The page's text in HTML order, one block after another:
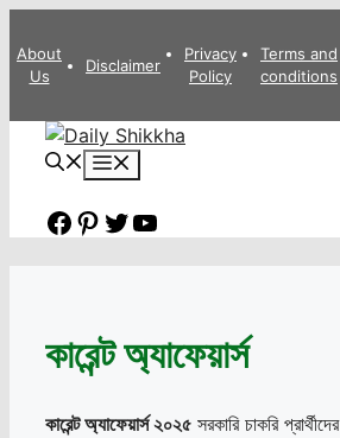
to
content
About
Us
Disclaimer
Privacy
Policy
Terms and
conditions
Facebook
Pinterest
Twitter
YouTube
কারেন্ট অ্যাফেয়ার্স
কারেন্ট অ্যাফেয়ার্স ২০২৫ সরকারি চাকরি প্রার্থীদের